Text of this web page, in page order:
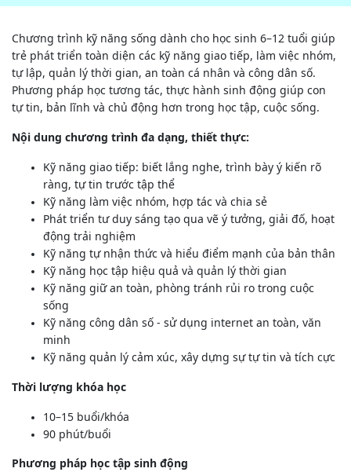
GAĐT
Kỹ
năng
sống
Mầm
đồng
Bảng
Chương trình kỹ năng sống dành cho học sinh 6–12 tuổi giúp
trẻ phát triển toàn diện các kỹ năng giao tiếp, làm việc nhóm,
tự lập, quản lý thời gian, an toàn cá nhân và công dân số.
Phương pháp học tương tác, thực hành sinh động giúp con
tự tin, bản lĩnh và chủ động hơn trong học tập, cuộc sống.
Nội dung chương trình đa dạng, thiết thực:
Kỹ năng giao tiếp: biết lắng nghe, trình bày ý kiến rõ
ràng, tự tin trước tập thể
Kỹ năng làm việc nhóm, hợp tác và chia sẻ
Phát triển tư duy sáng tạo qua vẽ ý tưởng, giải đố, hoạt
động trải nghiệm
Kỹ năng tự nhận thức và hiểu điểm mạnh của bản thân
Kỹ năng học tập hiệu quả và quản lý thời gian
Kỹ năng giữ an toàn, phòng tránh rủi ro trong cuộc
sống
Kỹ năng công dân số - sử dụng internet an toàn, văn
minh
Kỹ năng quản lý cảm xúc, xây dựng sự tự tin và tích cực
Thời lượng khóa học
10–15 buổi/khóa
90 phút/buổi
Phương pháp học tập sinh động